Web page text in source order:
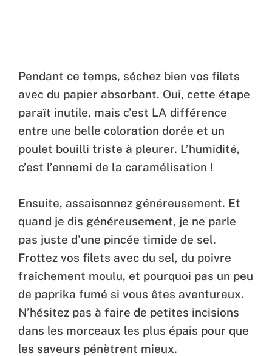
Pendant ce temps, séchez bien vos filets
avec du papier absorbant. Oui, cette étape
paraît inutile, mais c’est LA différence
entre une belle coloration dorée et un
poulet bouilli triste à pleurer. L’humidité,
c’est l’ennemi de la caramélisation !
Ensuite, assaisonnez généreusement. Et
quand je dis généreusement, je ne parle
pas juste d’une pincée timide de sel.
Frottez vos filets avec du sel, du poivre
fraîchement moulu, et pourquoi pas un peu
de paprika fumé si vous êtes aventureux.
N’hésitez pas à faire de petites incisions
dans les morceaux les plus épais pour que
les saveurs pénètrent mieux.